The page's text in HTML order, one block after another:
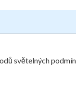
světelných